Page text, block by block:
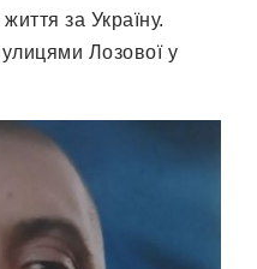
за Україну.
Лозової у